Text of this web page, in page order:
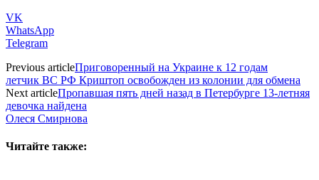
VK
WhatsApp
Telegram
Previous articleПриговоренный на Украине к 12 годам
летчик ВС РФ Криштоп освобожден из колонии для обмена
Next articleПропавшая пять дней назад в Петербурге 13-летняя
девочка найдена
Олеся Смирнова
Читайте также: